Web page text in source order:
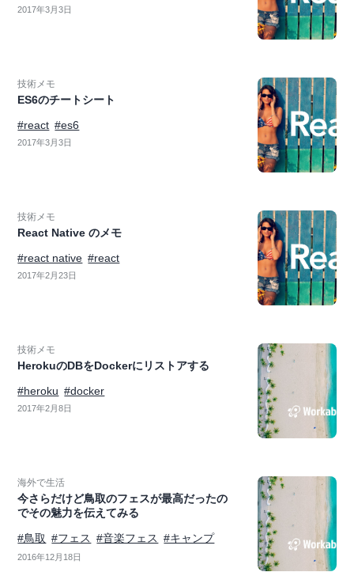
2017年3月3日
技術メモ
ES6のチートシート
#react #es6
2017年3月3日
技術メモ
React Native のメモ
#react native #react
2017年2月23日
技術メモ
HerokuのDBをDockerにリストアする
#heroku #docker
2017年2月8日
海外で生活
今さらだけど鳥取のフェスが最高だったの
でその魅力を伝えてみる
#鳥取 #フェス #音楽フェス #キャンプ
2016年12月18日